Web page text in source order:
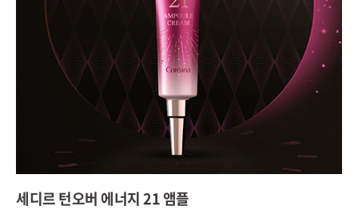
세디르 턴오버 에너지 21 앰플